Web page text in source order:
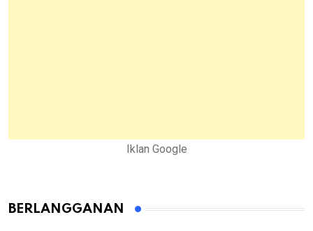
Iklan Google
BERLANGGANAN